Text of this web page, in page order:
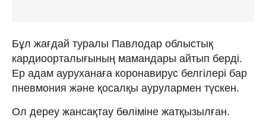
Бұл жағдай туралы Павлодар облыстық
кардиоорталығының мамандары айтып берді.
Ер адам ауруханаға коронавирус белгілері бар
пневмония және қосалқы аурулармен түскен.
Ол дереу жансақтау бөліміне жатқызылған.